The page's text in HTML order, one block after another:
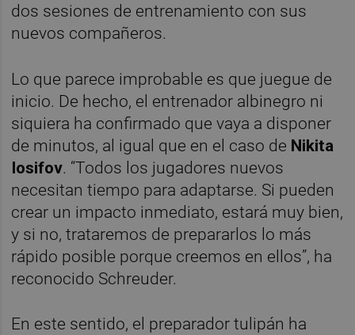
dos sesiones de entrenamiento con sus
nuevos compañeros.
Lo que parece improbable es que juegue de
inicio. De hecho, el entrenador albinegro ni
siquiera ha confirmado que vaya a disponer
de minutos, al igual que en el caso de Nikita
Iosifov. “Todos los jugadores nuevos
necesitan tiempo para adaptarse. Si pueden
crear un impacto inmediato, estará muy bien,
y si no, trataremos de prepararlos lo más
rápido posible porque creemos en ellos”, ha
reconocido Schreuder.
En este sentido, el preparador tulipán ha